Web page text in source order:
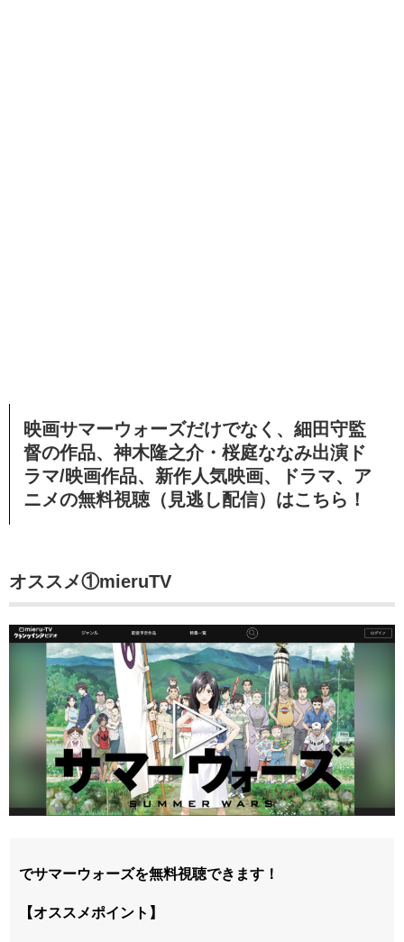
映画サマーウォーズだけでなく、細田守監
督の作品、神木隆之介・桜庭ななみ出演ド
ラマ/映画作品、新作人気映画、ドラマ、ア
ニメの無料視聴（見逃し配信） はこちら！
オススメ①mieruTV
でサマーウォーズを無料視聴できます！
【オススメポイント】